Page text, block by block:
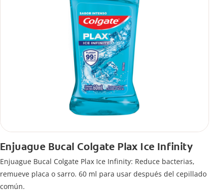
Enjuague Bucal Colgate Plax Ice Infinity
Enjuague Bucal Colgate Plax Ice Infinity: Reduce bacterias,
remueve placa o sarro. 60 ml para usar después del cepillado
común.